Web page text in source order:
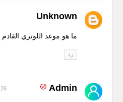
Unknown
ما هو موعد اللوتري القادم
رد
Admin 26 مارس 2021 في 12:18 م